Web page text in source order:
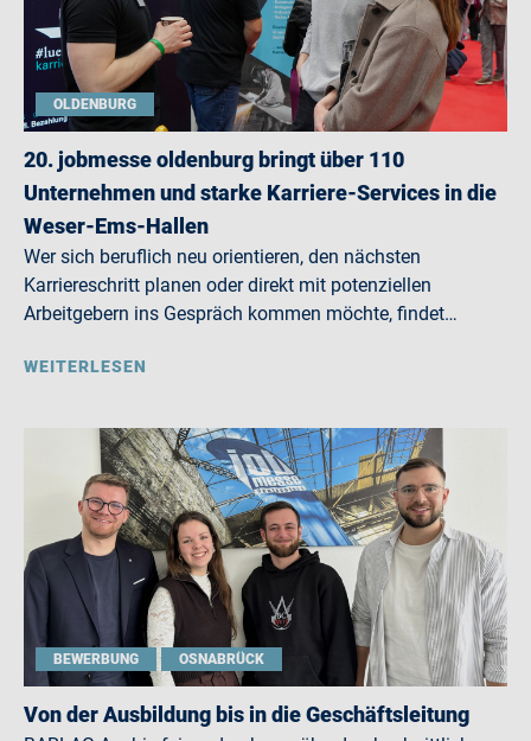
OLDENBURG
20. jobmesse oldenburg bringt über 110
Unternehmen und starke Karriere-Services in die
Weser-Ems-Hallen
Wer sich beruflich neu orientieren, den nächsten
Karriereschritt planen oder direkt mit potenziellen
Arbeitgebern ins Gespräch kommen möchte, findet…
WEITERLESEN
BEWERBUNG OSNABRÜCK
Von der Ausbildung bis in die Geschäftsleitung